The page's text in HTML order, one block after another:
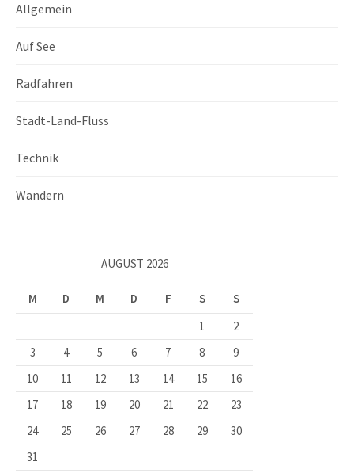
Allgemein
Auf See
Radfahren
Stadt-Land-Fluss
Technik
Wandern
AUGUST 2026
M D M D F S
S
1
2
3
4 5 6 7 8
9
10
11 12 13 14 15
16
17
18 19 20 21 22
23
24
25 26 27 28 29
30
31